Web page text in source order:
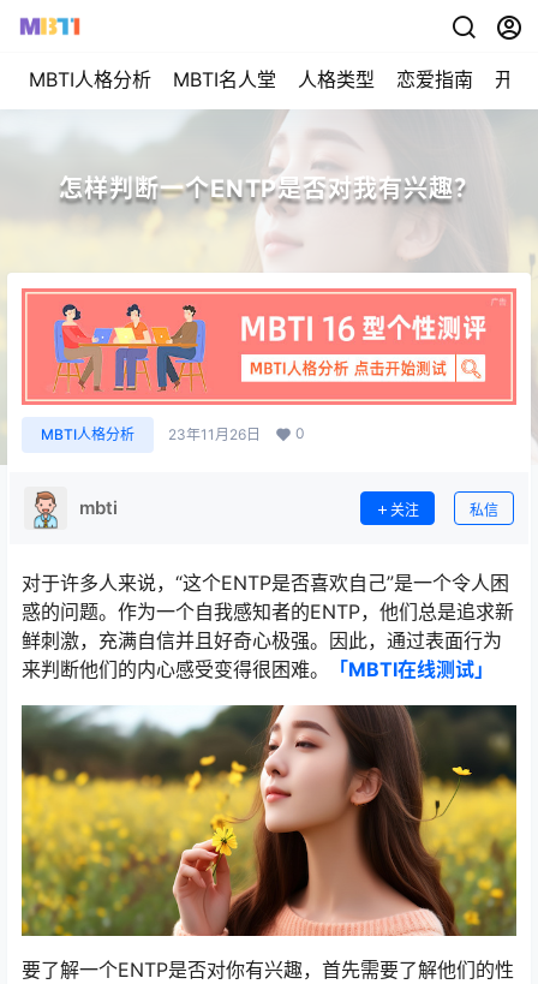
MBTI人格分析 MBTI名人堂 人格类型 恋爱指南 开始
怎样判断一个ENTP是否对我有兴趣？
MBTI人格分析 23年11月26日 0
mbti 关注 私信
对于许多人来说，“这个ENTP是否喜欢自己”是一个令人困
惑的问题。作为一个自我感知者的ENTP，他们总是追求新
鲜刺激，充满自信并且好奇心极强。因此，通过表面行为
来判断他们的内心感受变得很困难。
「MBTI在线测试​」
要了解一个ENTP是否对你有兴趣，首先需要了解他们的性